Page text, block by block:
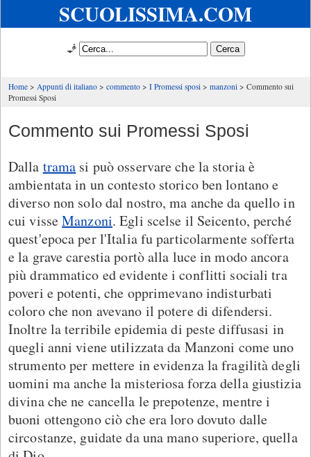
SCUOLISSIMA.COM
🧞
Home Appunti di italiano commento I Promessi sposi manzoni
Commento sui
Promessi Sposi
Commento sui Promessi Sposi
Dalla trama si può osservare che la storia è
ambientata in un contesto storico ben lontano e
diverso non solo dal nostro, ma anche da quello in
cui visseManzoni. Egli scelse il Seicento, perché
quest'epoca per l'Italia fu particolarmente sofferta
e la grave carestia portò alla luce in modo ancora
più drammatico ed evidente i conflitti sociali tra
poveri e potenti, che opprimevano indisturbati
coloro che non avevano il potere di difendersi.
Inoltre la terribile epidemia di peste diffusasi in
quegli anni viene utilizzata da Manzoni come uno
strumento per mettere in evidenza la fragilità degli
uomini ma anche la misteriosa forza della giustizia
divina che ne cancella le prepotenze, mentre i
buoni ottengono ciò che era loro dovuto dalle
circostanze, guidate da una mano superiore, quella